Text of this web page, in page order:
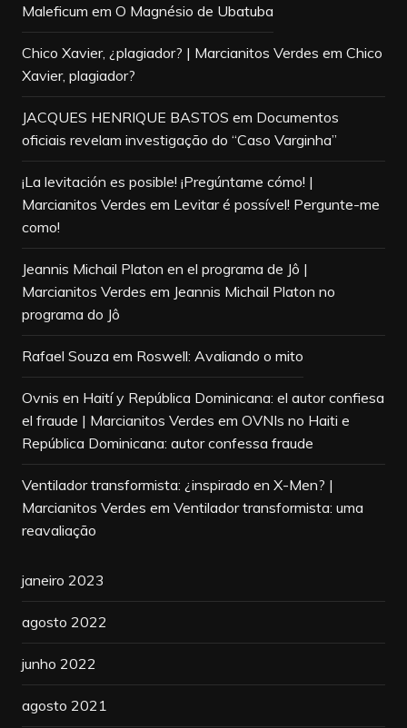
Maleficum em O Magnésio de Ubatuba
Chico Xavier, ¿plagiador? | Marcianitos Verdes em Chico
Xavier, plagiador?
JACQUES HENRIQUE BASTOS em Documentos
oficiais revelam investigação do “Caso Varginha”
¡La levitación es posible! ¡Pregúntame cómo! |
Marcianitos Verdes em Levitar é possível! Pergunte-me
como!
Jeannis Michail Platon en el programa de Jô |
Marcianitos Verdes em Jeannis Michail Platon no
programa do Jô
Rafael Souza em Roswell: Avaliando o mito
Ovnis en Haití y República Dominicana: el autor confiesa
el fraude | Marcianitos Verdes em OVNIs no Haiti e
República Dominicana: autor confessa fraude
Ventilador transformista: ¿inspirado en X-Men? |
Marcianitos Verdes em Ventilador transformista: uma
reavaliação
janeiro 2023
agosto 2022
junho 2022
agosto 2021